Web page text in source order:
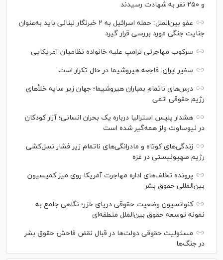
و ۲۵۰ نفر به شهادت رسیدند
عفو بین‌الملل: حمله اسرائیل به ۲ خبرنگار لبنانی باید به‌عنوان
جنایت جنگی مورد بررسی قرار گیرد
سرکوب مهاجرتی ترامپ علیه خانواده نظامیان آمریکایی
سفیر ایران: فاجعه هیروشیما در حال تکرار است
درس‌های ناتمام بمباران هیروشیما؛ جهان زیر سایه خلأ‌های
رژیم حقوقی اتمی
هشدار پلیس استرالیا درباره یک بحران انسانی؛ آزار کودکان
در نیوساوت ولز همه‌گیر شده است
زندگی‌های کوتاه و مادرانگی‌های ناتمام زیر فشار نسل‌کشی
رژیم صهیونیستی در غزه
پرونده تخلف‌های اداره مهاجرت آمریکا روی میز کمیسیون
بین‌المللی حقوق بشر
کنوانسیون وضعیت حقوقی دریای خزر؛ نگاهی جامع به
نمونه توسعه حقوق بین‌الملل منطقه‌ای
مسئولیت حقوقی دولت‌ها در قبال نقض‌ فاحش حقوق بشر
در جنگ‌ها